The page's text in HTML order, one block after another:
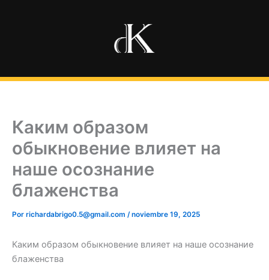
Каким образом
обыкновение влияет на
наше осознание
блаженства
Por richardabrigo0.5@gmail.com /noviembre 19, 2025
Каким образом обыкновение влияет на наше осознание
блаженства